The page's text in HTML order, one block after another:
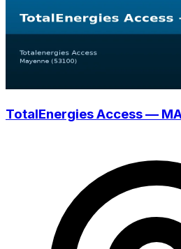
TotalEnergies Access —